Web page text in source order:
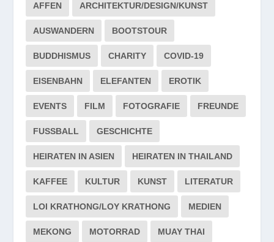
AFFEN ARCHITEKTUR/DESIGN/KUNST
AUSWANDERN BOOTSTOUR
BUDDHISMUS CHARITY COVID-19
EISENBAHN ELEFANTEN EROTIK
EVENTS FILM FOTOGRAFIE FREUNDE
FUSSBALL GESCHICHTE
HEIRATEN IN ASIEN HEIRATEN IN THAILAND
KAFFEE KULTUR KUNST LITERATUR
LOI KRATHONG/LOY KRATHONG MEDIEN
MEKONG MOTORRAD MUAY THAI